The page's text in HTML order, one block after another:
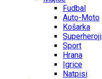
Fudbal
Auto-Moto
Košarka
Superheroji
Sport
Hrana
Igrice
Natpisi